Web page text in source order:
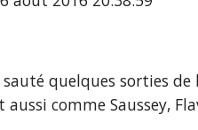
sauté quelques sorties
comme Saussey,